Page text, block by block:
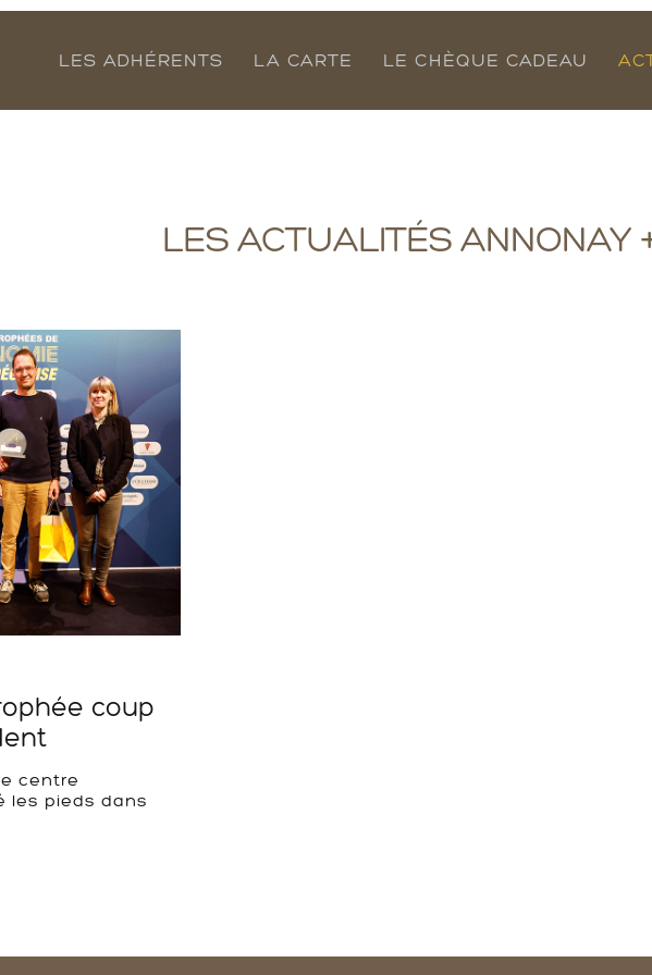
LES ADHÉRENTS LA CARTE LE CHÈQUE CADEAU
LES ACTUALITÉS ANNONAY
coup
centre
les pieds dans